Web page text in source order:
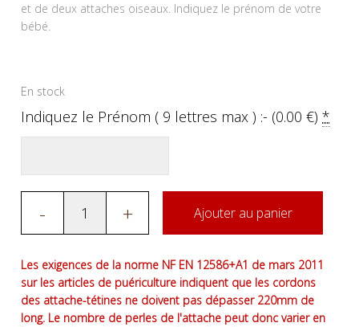
et de deux attaches oiseaux. Indiquez le prénom de votre
bébé.
En stock
Indiquez le Prénom ( 9 lettres max ) :- (0.00€)*
- + Ajouter au panier
Les exigences de la norme NF EN 12586+A1 de mars 2011
sur les articles de puériculture indiquent que les cordons
des attache-tétines ne doivent pas dépasser 220mm de
long. Le nombre de perles de l'attache peut donc varier en